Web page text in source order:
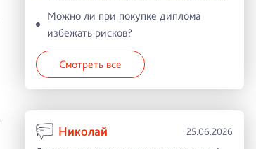
Можно ли при покупке диплома
избежать рисков?
Смотреть все
Николай 25.06.2026